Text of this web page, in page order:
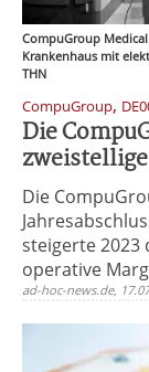
CompuGroup
Krankenhaus mit
THN
CompuGroup,
Die
Die
steigerte 2023
operative
ad-hoc-news.de,